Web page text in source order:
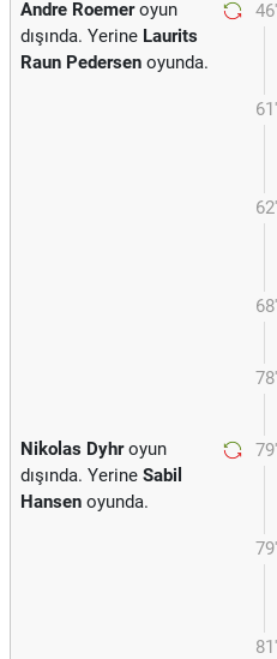
46'
Andre Roemeroyun
dışında. Yerine Laurits
Raun Pedersen oyunda.
61'
62'
68'
78'
79'
Nikolas Dyhroyun
dışında. Yerine Sabil
Hansen oyunda.
79'
81'